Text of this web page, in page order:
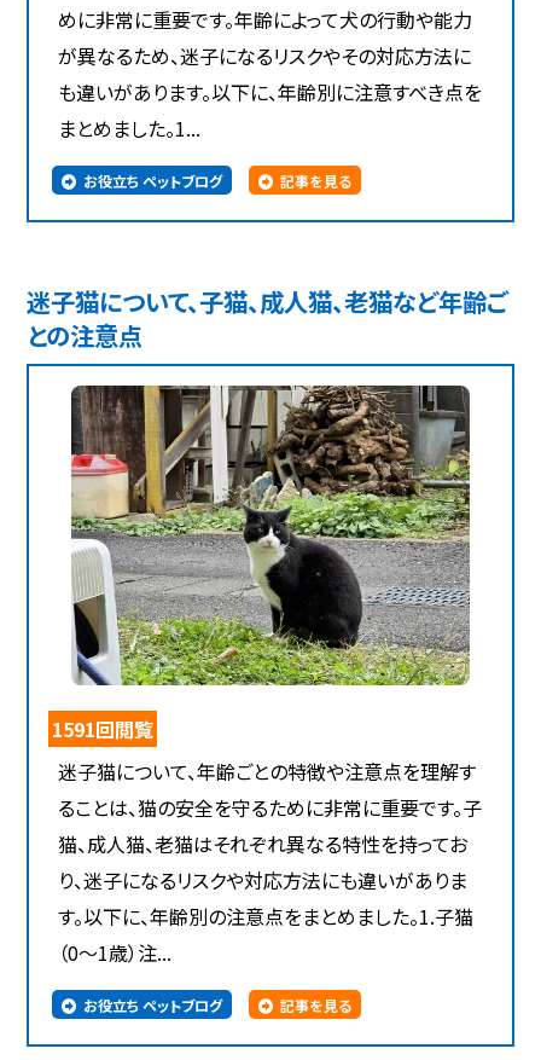
めに非常に重要です。年齢によって犬の行動や能力
が異なるため、迷子になるリスクやその対応方法に
も違いがあります。以下に、年齢別に注意すべき点を
まとめました。1...
お役立ち ペットブログ 記事を見る
迷子猫について、子猫、成人猫、老猫など年齢ご
との注意点
1591回閲覧
迷子猫について、年齢ごとの特徴や注意点を理解す
ることは、猫の安全を守るために非常に重要です。子
猫、成人猫、老猫はそれぞれ異なる特性を持ってお
り、迷子になるリスクや対応方法にも違いがありま
す。以下に、年齢別の注意点をまとめました。1.子猫
（0～1歳）注...
お役立ち ペットブログ 記事を見る